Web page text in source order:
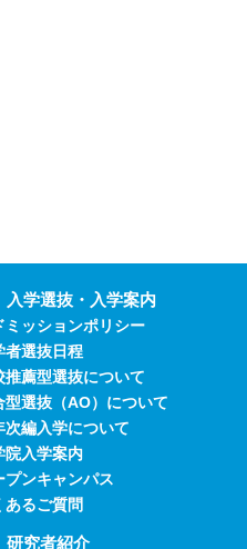
入学選抜・入学案内
ミッションポリシー
者選抜日程
推薦型選抜について
型選抜（AO）について
次編入学について
院入学案内
プンキャンパス
あるご質問
研究者紹介